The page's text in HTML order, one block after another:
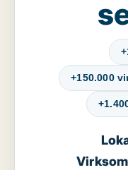
+150.000